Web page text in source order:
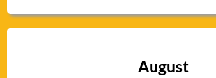
August